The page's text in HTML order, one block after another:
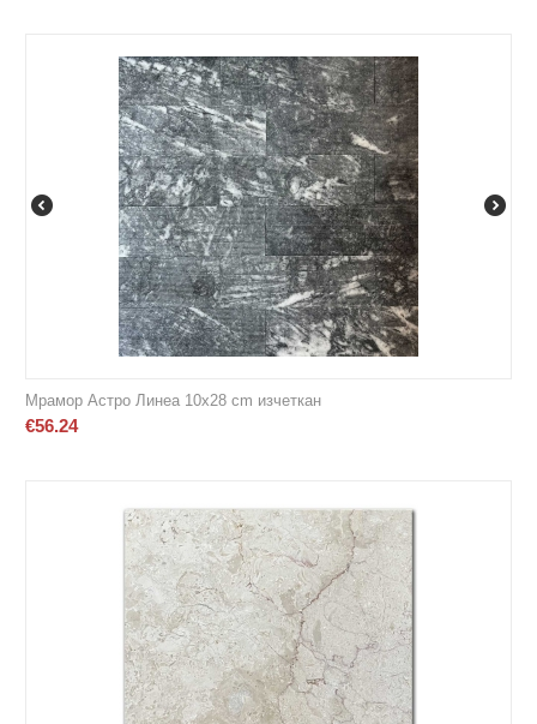
Мрамор Астро Линеа 10х28 cm изчеткан
€56.24